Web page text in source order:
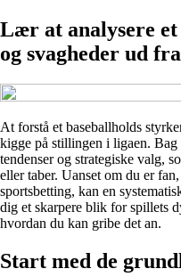
Lær at analysere
og svagheder ud
At forstå et baseballholds
kigge på stillingen i ligaen. Bag
tendenser og strategiske valg,
eller taber. Uanset om du er
sportsbetting, kan en
dig et skarpere blik for spillets
hvordan du kan gribe det an.
Start med de